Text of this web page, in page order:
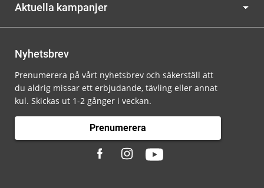
Aktuella kampanjer
Nyhetsbrev
Prenumerera på vårt nyhetsbrev och säkerställ att
du aldrig missar ett erbjudande, tävling eller annat
kul. Skickas ut 1-2 gånger i veckan.
Prenumerera